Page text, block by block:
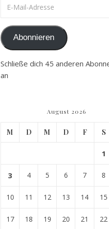
Abonnieren
Schließe dich 45 anderen
an
August 2026
M D M D F S
1
3 4 5 6 7 8
10 11 12 13 14 15
17 18 19 20 21 22